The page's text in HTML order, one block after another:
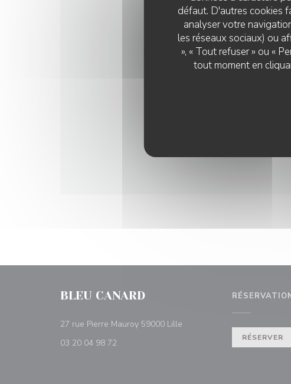
défaut. D'autres cookies
analyser votre
les réseaux sociaux) ou
», « Tout refuser » ou «
tout moment en
BLEU CANARD
27 rue Pierre Mauroy 59000 Lille
03 20 04 98 72
RÉSERVER